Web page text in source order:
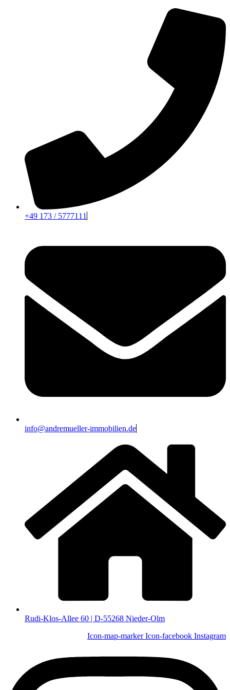
+49 173 / 5777111
info@andremueller-immobilien.de
Rudi-Klos-Allee 60 | D-55268 Nieder-Olm
Icon-map-marker Icon-facebook Instagram